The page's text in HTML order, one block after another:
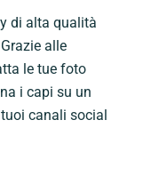
di alta qualità
alle
le tue foto
i capi su un
canali social